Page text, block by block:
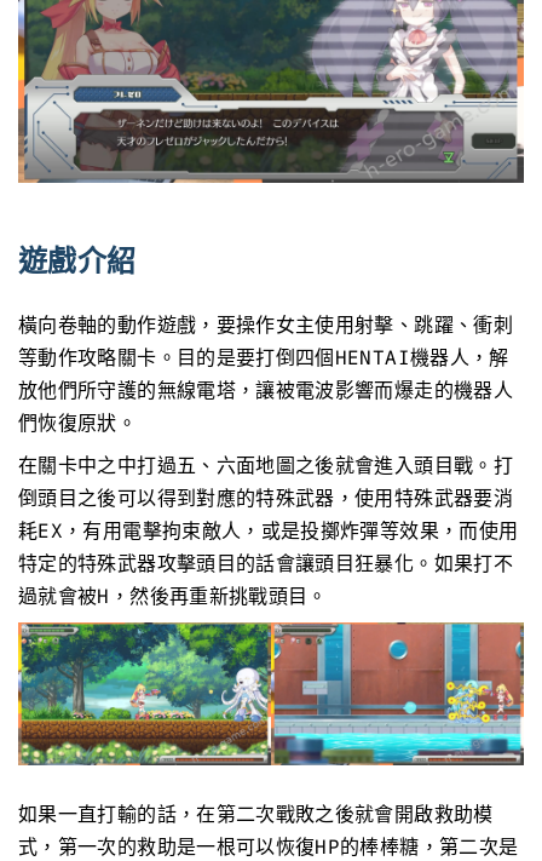
遊戲介紹
橫向卷軸的動作遊戲，要操作女主使用射擊、跳躍、衝刺
等動作攻略關卡。目的是要打倒四個HENTAI機器人，解
放他們所守護的無線電塔，讓被電波影響而爆走的機器人
們恢復原狀。
在關卡中之中打過五、六面地圖之後就會進入頭目戰。打
倒頭目之後可以得到對應的特殊武器，使用特殊武器要消
耗EX，有用電擊拘束敵人，或是投擲炸彈等效果，而使用
特定的特殊武器攻擊頭目的話會讓頭目狂暴化。如果打不
過就會被H，然後再重新挑戰頭目。
如果一直打輸的話，在第二次戰敗之後就會開啟救助模
式，第一次的救助是一根可以恢復HP的棒棒糖，第二次是